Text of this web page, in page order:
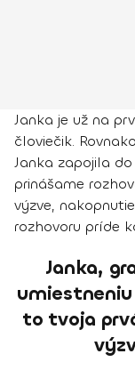
Janka je už na
človiečik.
Janka zapojila
prinášame
výzve,
rozhovoru príde
Janka,
to tvoja